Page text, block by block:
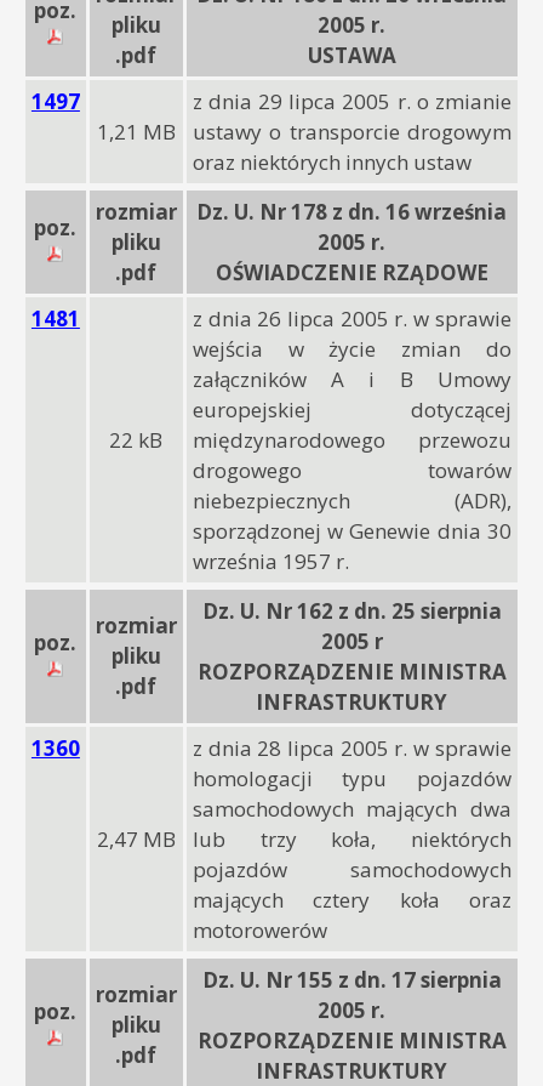
poz.
pliku
.pdf
2005 r.
USTAWA
1497
1,21 MB
z dnia 29 lipca 2005 r. o zmianie
ustawy o transporcie drogowym
oraz niektórych innych ustaw
poz.
rozmiar
pliku
.pdf
Dz. U. Nr 178 z dn. 16 września
2005 r.
OŚWIADCZENIE RZĄDOWE
1481
22 kB
z dnia 26 lipca 2005 r. w sprawie
wejścia w życie zmian do
załączników A i B Umowy
europejskiej dotyczącej
międzynarodowego przewozu
drogowego towarów
niebezpiecznych (ADR),
sporządzonej w Genewie dnia 30
września 1957 r.
poz.
rozmiar
pliku
.pdf
Dz. U. Nr 162 z dn. 25 sierpnia
2005 r
ROZPORZĄDZENIE MINISTRA
INFRASTRUKTURY
1360
2,47 MB
z dnia 28 lipca 2005 r. w sprawie
homologacji typu pojazdów
samochodowych mających dwa
lub trzy koła, niektórych
pojazdów samochodowych
mających cztery koła oraz
motorowerów
poz.
rozmiar
pliku
.pdf
Dz. U. Nr 155 z dn. 17 sierpnia
2005 r.
ROZPORZĄDZENIE MINISTRA
INFRASTRUKTURY